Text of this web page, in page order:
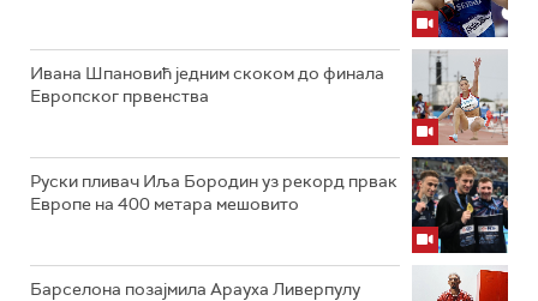
Ивана Шпановић једним скоком до финала
Европског првенства
Руски пливач Иља Бородин уз рекорд првак
Европе на 400 метара мешовито
Барселона позајмила Арауха Ливерпулу